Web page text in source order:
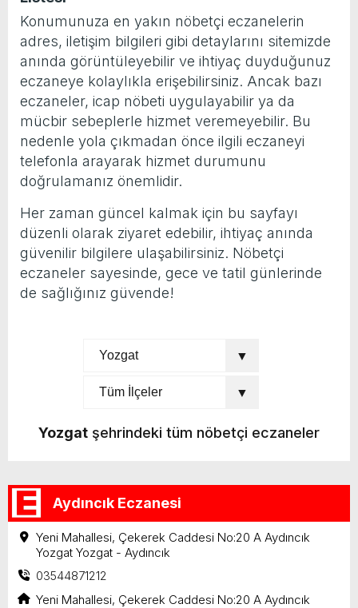
yeni özellikler belli oldu
Konumunuza en yakın nöbetçi eczanelerin
adres, iletişim bilgileri gibi detaylarını sitemizde
anında görüntüleyebilir ve ihtiyaç duyduğunuz
eczaneye kolaylıkla erişebilirsiniz. Ancak bazı
eczaneler, icap nöbeti uygulayabilir ya da
mücbir sebeplerle hizmet veremeyebilir. Bu
nedenle yola çıkmadan önce ilgili eczaneyi
telefonla arayarak hizmet durumunu
doğrulamanız önemlidir.
Her zaman güncel kalmak için bu sayfayı
düzenli olarak ziyaret edebilir, ihtiyaç anında
güvenilir bilgilere ulaşabilirsiniz. Nöbetçi
eczaneler sayesinde, gece ve tatil günlerinde
de sağlığınız güvende!
Yozgat şehrindeki tüm nöbetçi eczaneler
Aydıncık Eczanesi
Yeni Mahallesi, Çekerek Caddesi No:20 A Aydıncık
Yozgat Yozgat - Aydıncık
03544871212
Yeni Mahallesi, Çekerek Caddesi No:20 A Aydıncık